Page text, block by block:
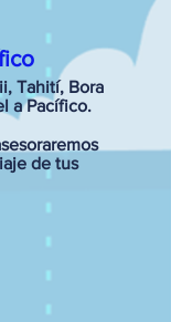
Tahití, Bora
a Pacífico.
de tus